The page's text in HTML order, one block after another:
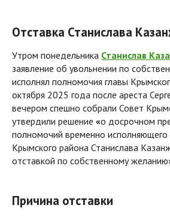
Отставка Станислава
Утром понедельника Станислав
заявление об увольнении по
исполнял полномочия главы
октября 2025 года после ареста
вечером спешно собрали Совет
утвердили решение «о досрочном
полномочий временно исполняющего
Крымского района Станислава
отставкой по собственному
Причина отставки